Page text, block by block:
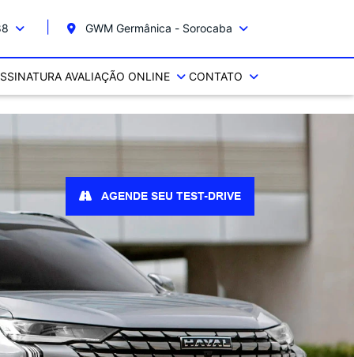
GWM Germânica - Sorocaba
AVALIAÇÃO ONLINE CONTATO
AGENDE SEU TEST-DRIVE